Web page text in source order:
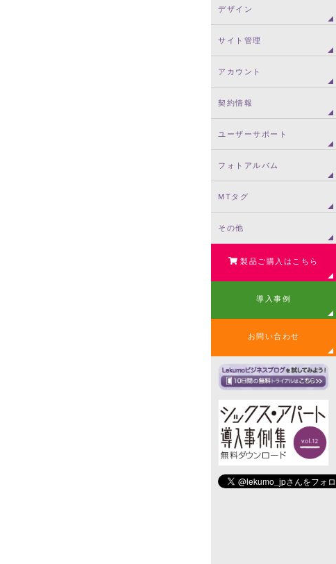
デザイン
サイト管理
アカウント
契約情報
ユーザーサポート
フォトアルバム
MTタグ
その他
製品ご購入はこちら
導入事例
お問い合わせ